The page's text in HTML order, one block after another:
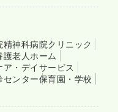
精神科病院クリニック
護老人ホーム
ア・デイサービス
センター保育園・学校